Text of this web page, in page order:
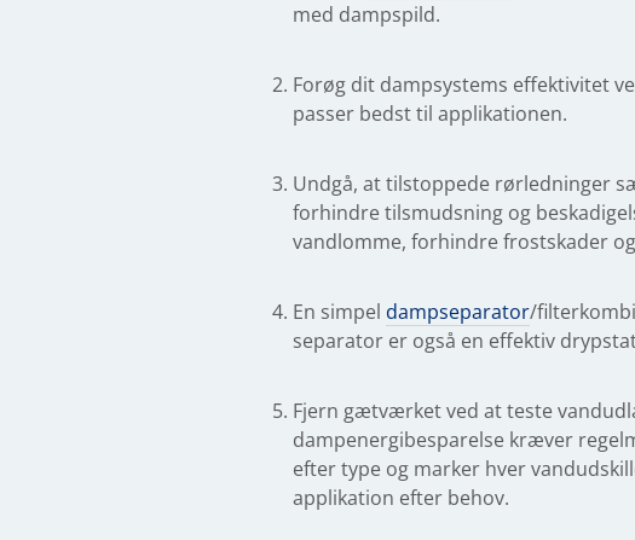
med dampspild.
Forøg dit dampsystems effektivitet
passer bedst til applikationen.
Undgå, at tilstoppede rørledninger
forhindre tilsmudsning og
vandlomme, forhindre frostskader
En simpel dampseparator/
separator er også en effektiv
Fjern gætværket ved at teste
dampenergibesparelse kræver
efter type og marker hver
applikation efter behov.